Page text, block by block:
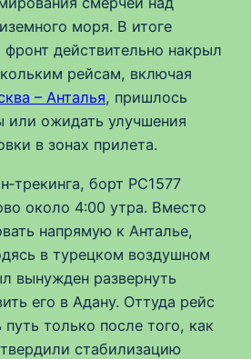
моря. В итоге
фронт действительно накрыл
рейсам, включая
– Анталья, пришлось
или ожидать улучшения
в зонах прилета.
борт PC1577
около 4:00 утра. Вместо
напрямую к Анталье,
в турецком воздушном
вынужден развернуть
его в Адану. Оттуда рейс
только после того, как
стабилизацию